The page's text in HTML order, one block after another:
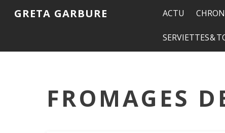
GRETA GARBURE ACTU
SERVIETTES &
FROMAGES